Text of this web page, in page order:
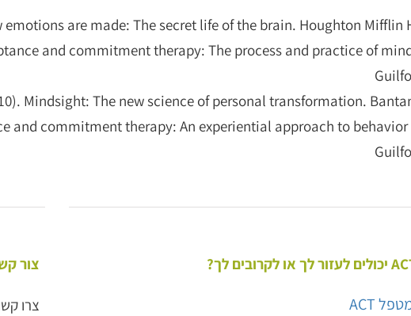
emotions are made: The secret life of the brain. Houghton Mifflin
and commitment therapy: The process and practice of
Mindsight: The new science of personal transformation.
and commitment therapy: An experiential approach to behavior
צור
צרו